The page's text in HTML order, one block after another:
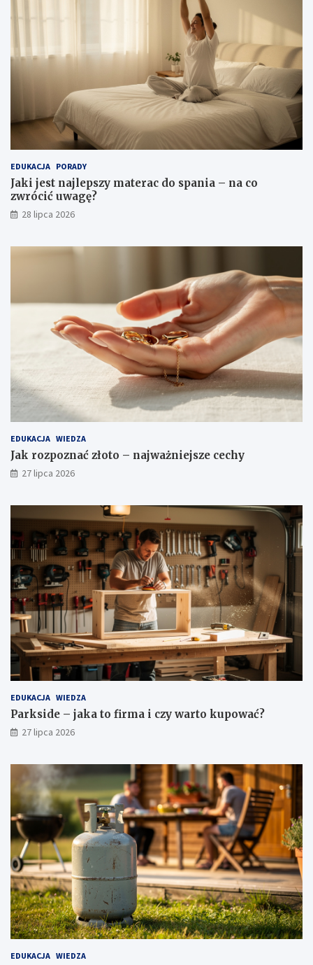
EDUKACJA PORADY
Jaki jest najlepszy materac do spania – na co
zwrócić uwagę?
28 lipca 2026
EDUKACJA WIEDZA
Jak rozpoznać złoto – najważniejsze cechy
27 lipca 2026
EDUKACJA WIEDZA
Parkside – jaka to firma i czy warto kupować?
27 lipca 2026
EDUKACJA WIEDZA